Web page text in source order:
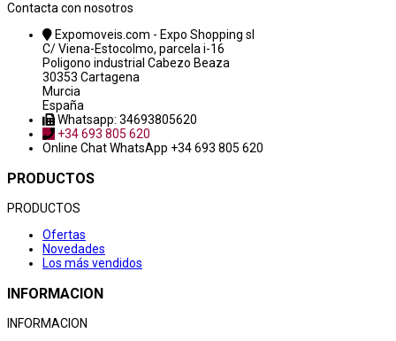
Contacta con nosotros
Expomoveis.com - Expo Shopping sl
C/ Viena-Estocolmo, parcela i-16
Poligono industrial Cabezo Beaza
30353 Cartagena
Murcia
España
Whatsapp: 34693805620
+34 693 805 620
Online ChatWhatsApp +34 693 805 620
PRODUCTOS
PRODUCTOS
Ofertas
Novedades
Los más vendidos
INFORMACION
INFORMACION